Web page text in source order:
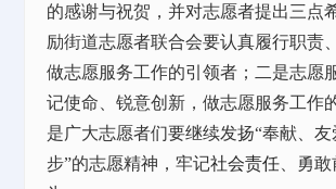
的感谢与祝贺，并对志愿者提出三点
励街道志愿者联合会要认真履行职责
做志愿服务工作的引领者；二是志愿
记使命、锐意创新，做志愿服务工作
是广大志愿者们要继续发扬“奉献、
步”的志愿精神，牢记社会责任 、勇